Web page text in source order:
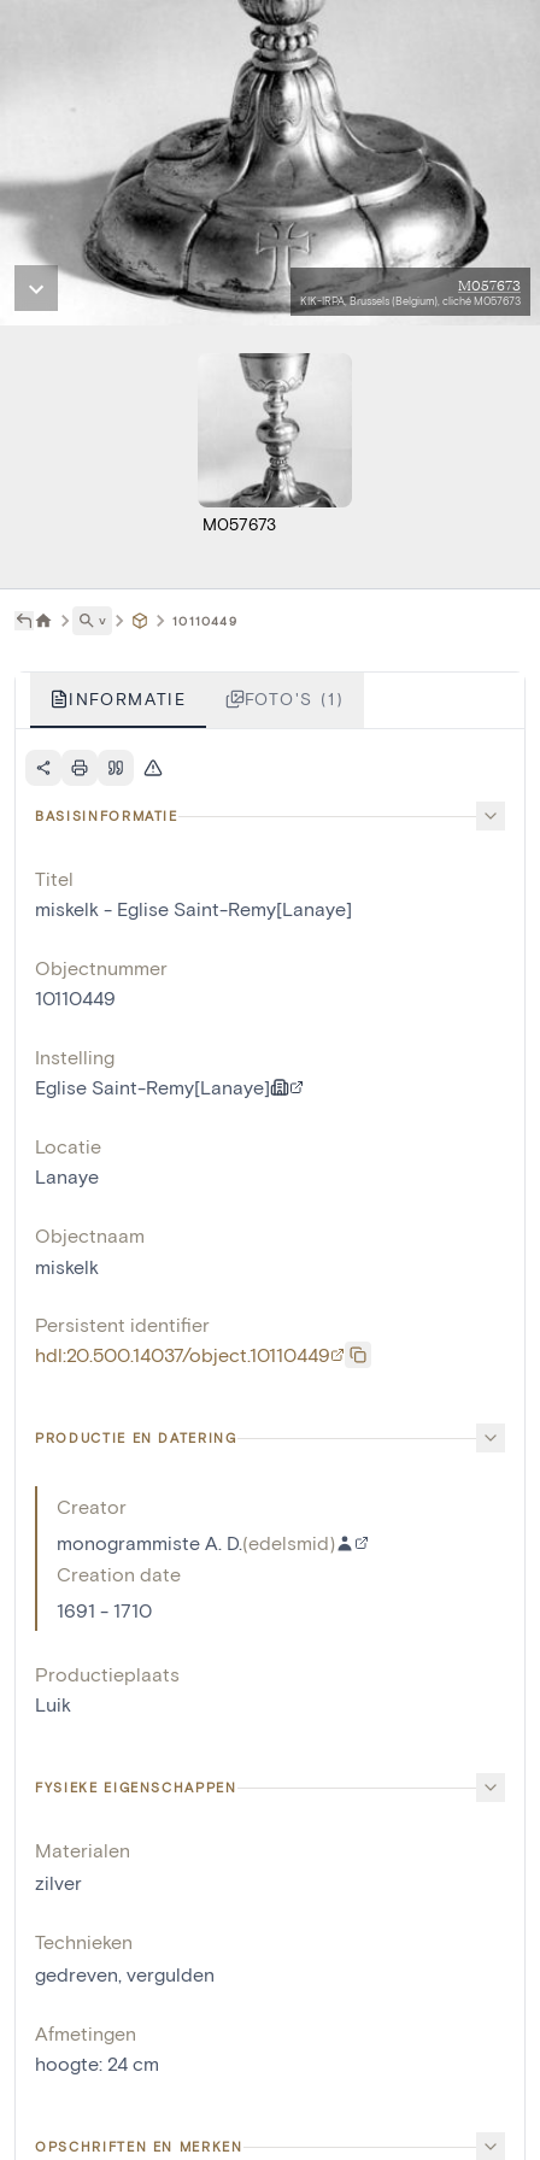
M057673
KIK-IRPA, Brussels (Belgium), cliché M057673
M057673
˅ 10110449
INFORMATIE FOTO'S (1)
BASISINFORMATIE
Titel
miskelk - Eglise Saint-Remy[Lanaye]
Objectnummer
10110449
Instelling
Eglise Saint-Remy[Lanaye]
Locatie
Lanaye
Objectnaam
miskelk
Persistent identifier
hdl:20.500.14037/object.10110449
PRODUCTIE EN DATERING
Creator
monogrammiste A. D.(edelsmid)
Creation date
1691 - 1710
Productieplaats
Luik
FYSIEKE EIGENSCHAPPEN
Materialen
zilver
Technieken
gedreven, vergulden
Afmetingen
hoogte: 24 cm
OPSCHRIFTEN EN MERKEN